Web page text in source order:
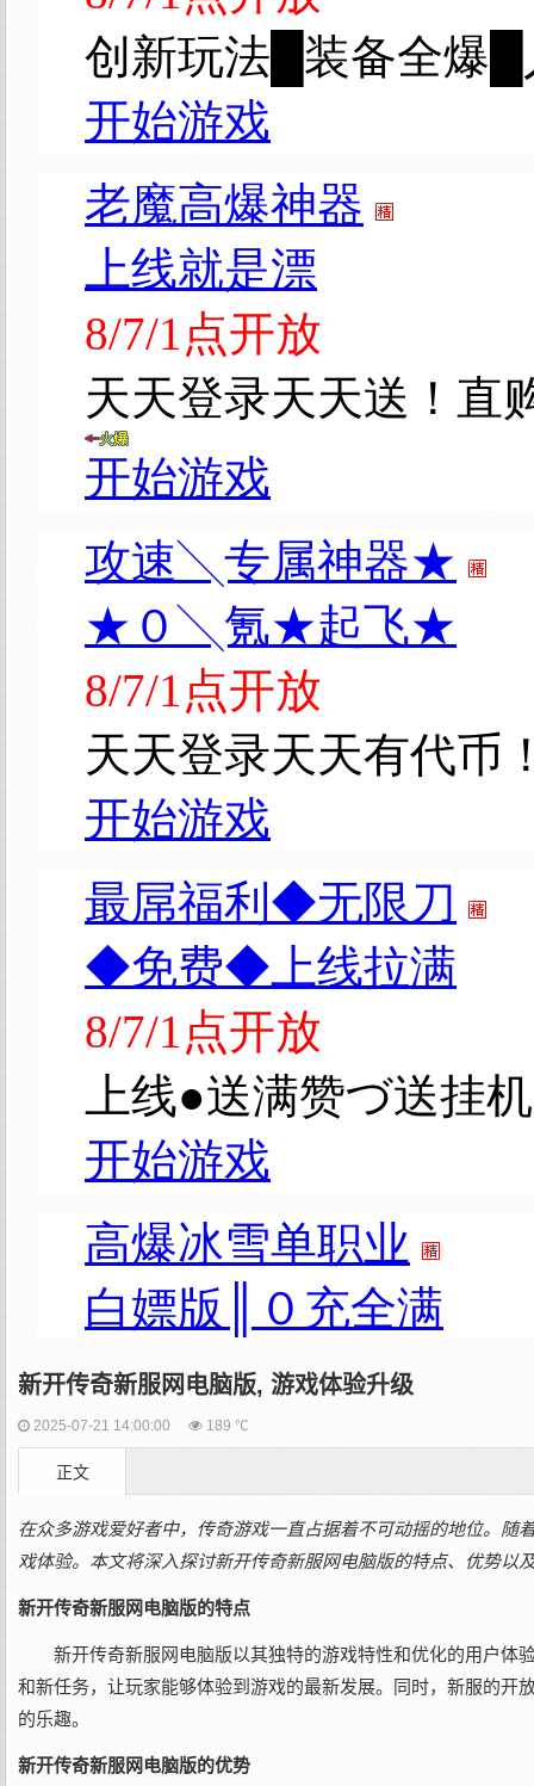
新开传奇新服网电脑版, 游戏体验升级
2025-07-21 14:00:00 189 ℃
正文
在众多游戏爱好者中，传奇游戏一直占据着不可动摇的地位。
戏体验。本文将深入探讨新开传奇新服网电脑版的特点、优势
新开传奇新服网电脑版的特点
新开传奇新服网电脑版以其独特的游戏特性和优化的用户体
和新任务，让玩家能够体验到游戏的最新发展。同时，新服的开
的乐趣。
新开传奇新服网电脑版的优势